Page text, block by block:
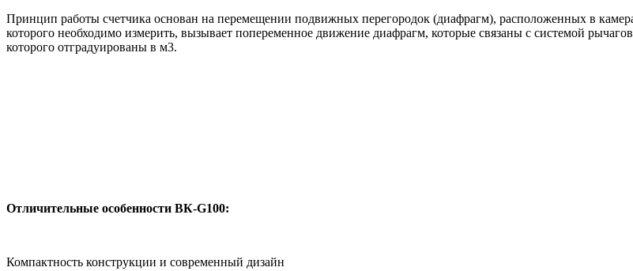
Принцип работы счетчика основан на перемещении подвижных перегородок (диафрагм), расположенных в
которого необходимо измерить, вызывает попеременное движение диафрагм, которые связаны с системой
которого отградуированы в м3.
Отличительные особенности ВК-G100:
Компактность конструкции и современный дизайн